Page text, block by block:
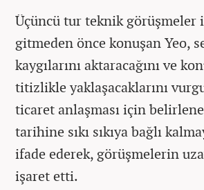
Üçüncü tur teknik görüşmeler
gitmeden önce konuşan Yeo,
kaygılarını aktaracağını ve
titizlikle yaklaşacaklarını
ticaret anlaşması için
tarihine sıkı sıkıya bağlı
ifade ederek, görüşmelerin
işaret etti.